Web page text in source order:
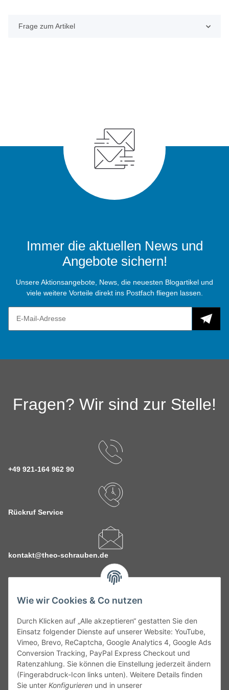
Wie wir Cookies & Co nutzen
Durch Klicken auf „Alle akzeptieren“ gestatten Sie den
Einsatz folgender Dienste auf unserer Website: YouTube,
Vimeo, Brevo, ReCaptcha, Google Analytics 4, Google Ads
Conversion Tracking, PayPal Express Checkout und
Ratenzahlung. Sie können die Einstellung jederzeit ändern
(Fingerabdruck-Icon links unten). Weitere Details finden
Sie unter Konfigurieren und in unserer
Frage zum Artikel
Immer die aktuellen News und
Angebote sichern!
Unsere Aktionsangebote, News, die neuesten Blogartikel und
viele weitere Vorteile direkt ins Postfach fliegen lassen.
Fragen? Wir sind zur Stelle!
+49 921-164 962 90
Rückruf Service
kontakt@theo-schrauben.de
Service
Gesetzliche Informationen
Alle technischen Angaben ohne Gewähr. Irrtümer und fehlerhafte